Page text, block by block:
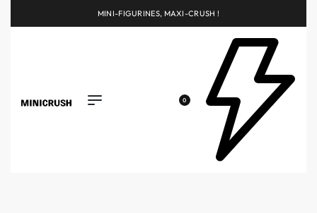
MINI-FIGURINES, MAXI-CRUSH !
0